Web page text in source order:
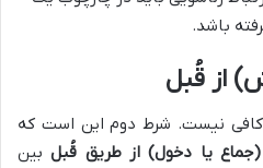
باشد.
از قُبل
کافی نیست. شرط دوم این است که
یا دخول) از طریق قُبلبین